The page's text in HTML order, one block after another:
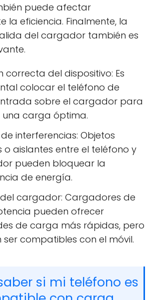
puede afectar
la eficiencia. Finalmente, la
del cargador también es
correcta del dispositivo: Es
colocar el teléfono de
sobre el cargador para
carga óptima.
interferencias: Objetos
o aislantes entre el teléfono y
pueden bloquear la
de energía.
cargador: Cargadores de
pueden ofrecer
de carga más rápidas, pero
ser compatibles con el móvil.
si mi teléfono es